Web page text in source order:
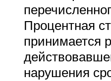
Процентная
принимается
нарушения